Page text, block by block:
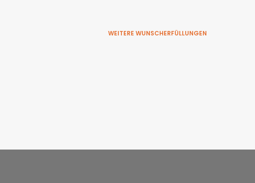
WEITERE WUNSCHERFÜLLUNGEN